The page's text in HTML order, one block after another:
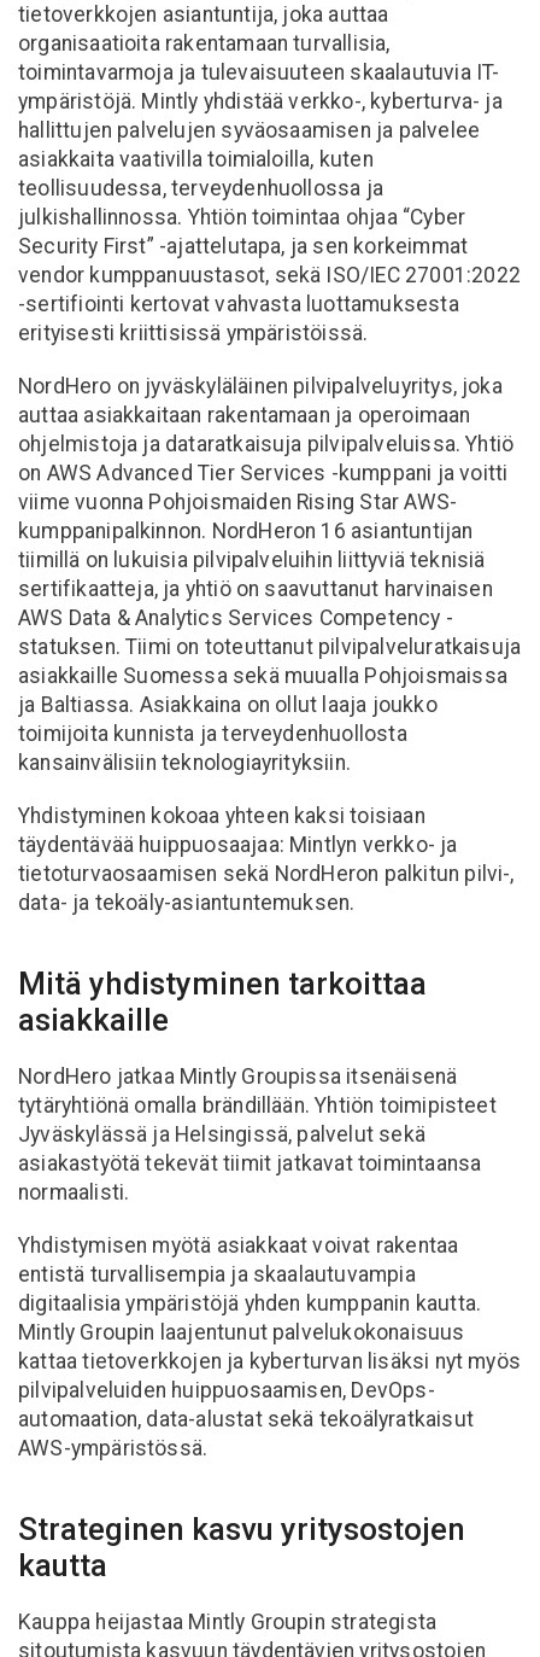
tietoverkkojen asiantuntija, joka auttaa
organisaatioita rakentamaan turvallisia,
toimintavarmoja ja tulevaisuuteen skaalautuvia IT-
ympäristöjä. Mintly yhdistää verkko-, kyberturva- ja
hallittujen palvelujen syväosaamisen ja palvelee
asiakkaita vaativilla toimialoilla, kuten
teollisuudessa, terveydenhuollossa ja
julkishallinnossa. Yhtiön toimintaa ohjaa “Cyber
Security First” -ajattelutapa, ja sen korkeimmat
vendor kumppanuustasot, sekä ISO/IEC 27001:2022
-sertifiointi kertovat vahvasta luottamuksesta
erityisesti kriittisissä ympäristöissä.
NordHero on jyväskyläläinen pilvipalveluyritys, joka
auttaa asiakkaitaan rakentamaan ja operoimaan
ohjelmistoja ja dataratkaisuja pilvipalveluissa. Yhtiö
on AWS Advanced Tier Services -kumppani ja voitti
viime vuonna Pohjoismaiden Rising Star AWS-
kumppanipalkinnon. NordHeron 16 asiantuntijan
tiimillä on lukuisia pilvipalveluihin liittyviä teknisiä
sertifikaatteja, ja yhtiö on saavuttanut harvinaisen
AWS Data & Analytics Services Competency -
statuksen. Tiimi on toteuttanut pilvipalveluratkaisuja
asiakkaille Suomessa sekä muualla Pohjoismaissa
ja Baltiassa. Asiakkaina on ollut laaja joukko
toimijoita kunnista ja terveydenhuollosta
kansainvälisiin teknologiayrityksiin.
Yhdistyminen kokoaa yhteen kaksi toisiaan
täydentävää huippuosaajaa: Mintlyn verkko- ja
tietoturvaosaamisen sekä NordHeron palkitun pilvi-,
data- ja tekoäly-asiantuntemuksen.
Mitä yhdistyminen tarkoittaa
asiakkaille
NordHero jatkaa Mintly Groupissa itsenäisenä
tytäryhtiönä omalla brändillään. Yhtiön toimipisteet
Jyväskylässä ja Helsingissä, palvelut sekä
asiakastyötä tekevät tiimit jatkavat toimintaansa
normaalisti.
Yhdistymisen myötä asiakkaat voivat rakentaa
entistä turvallisempia ja skaalautuvampia
digitaalisia ympäristöjä yhden kumppanin kautta.
Mintly Groupin laajentunut palvelukokonaisuus
kattaa tietoverkkojen ja kyberturvan lisäksi nyt myös
pilvipalveluiden huippuosaamisen, DevOps-
automaation, data-alustat sekä tekoälyratkaisut
AWS-ympäristössä.
Strateginen kasvu yritysostojen
kautta
Kauppa heijastaa Mintly Groupin strategista
sitoutumista kasvuun täydentävien yritysostojen